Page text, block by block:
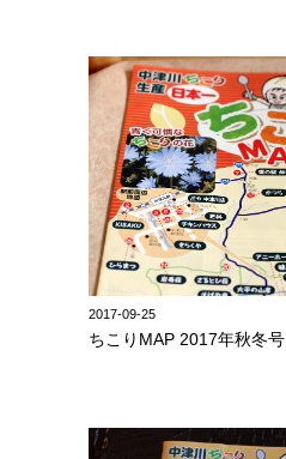
2017-09-25
ちこりMAP 2017年秋冬号